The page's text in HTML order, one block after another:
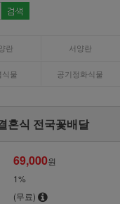
란 서양란
식물 공기정화식물
혼식 전국꽃배달
69,000원
1%
(무료)